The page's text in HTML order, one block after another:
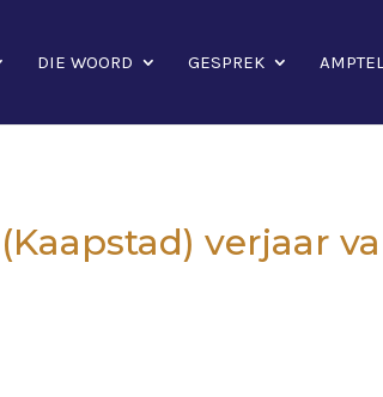
DIE WOORD GESPREK
verjaar